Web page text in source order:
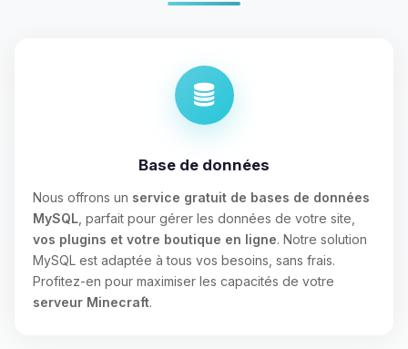
Base de données
Nous offrons un service gratuit de bases de données
MySQL , parfait pour gérer les données de votre site,
vos plugins et votre boutique en ligne. Notre solution
MySQL est adaptée à tous vos besoins, sans frais.
Profitez-en pour maximiser les capacités de votre
serveur Minecraft.